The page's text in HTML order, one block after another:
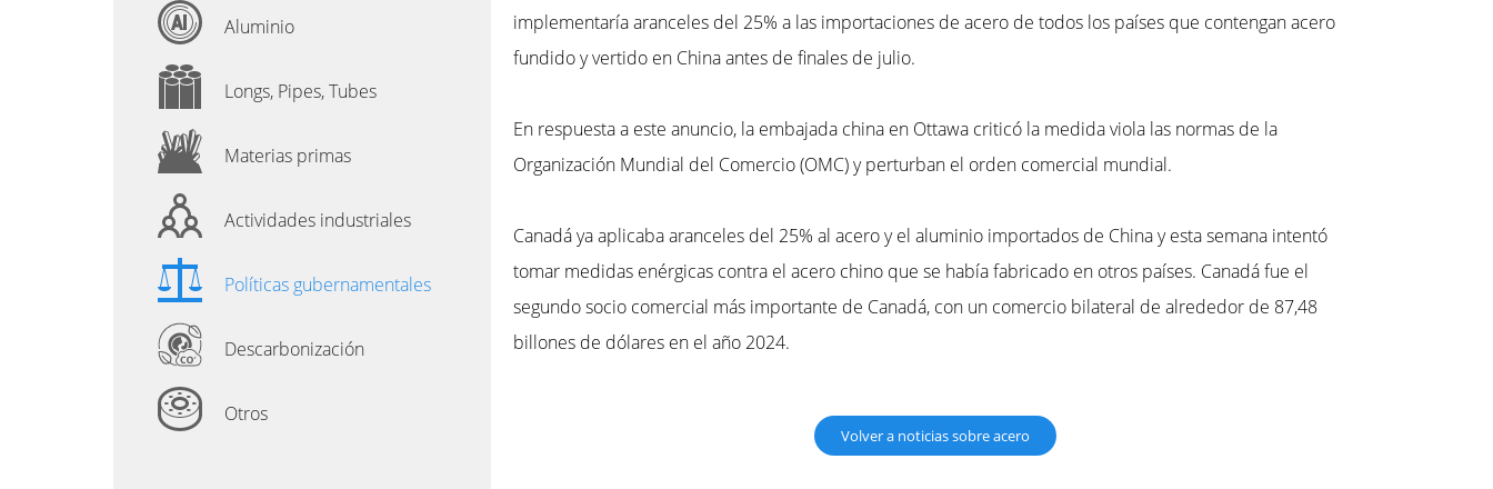
Aluminio
Longs, Pipes, Tubes
Materias primas
Actividades industriales
Políticas gubernamentales
Descarbonización
Otros
implementaría aranceles del 25% a las importaciones de acero de todos los países que contengan acero
fundido y vertido en China antes de finales de julio.
En respuesta a este anuncio, la embajada china en Ottawa criticó la medida viola las normas de la
Organización Mundial del Comercio (OMC) y perturban el orden comercial mundial.
Canadá ya aplicaba aranceles del 25% al acero y el aluminio importados de China y esta semana intentó
tomar medidas enérgicas contra el acero chino que se había fabricado en otros países. Canadá fue el
segundo socio comercial más importante de Canadá, con un comercio bilateral de alrededor de 87,48
billones de dólares en el año 2024.
Volver a noticias sobre acero